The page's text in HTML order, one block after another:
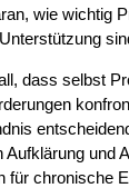
wie wichtig
dass selbst
und
für chronische